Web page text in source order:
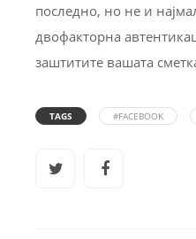
последно, но не и
двофакторна
заштитите вашата
TAGS #FACEBOOK